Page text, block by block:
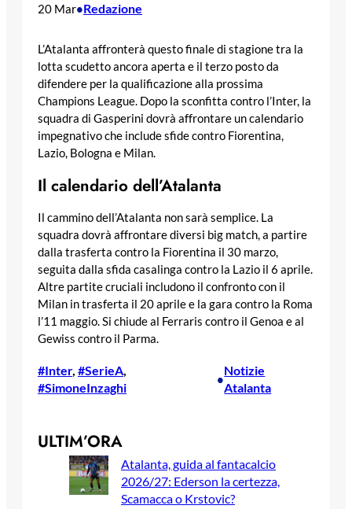
20 Mar•Redazione
L’Atalanta affronterà questo finale di stagione tra la
lotta scudetto ancora aperta e il terzo posto da
difendere per la qualificazione alla prossima
Champions League. Dopo la sconfitta contro l’Inter, la
squadra di Gasperini dovrà affrontare un calendario
impegnativo che include sfide contro Fiorentina,
Lazio, Bologna e Milan.
Il calendario dell’Atalanta
Il cammino dell’Atalanta non sarà semplice. La
squadra dovrà affrontare diversi big match, a partire
dalla trasferta contro la Fiorentina il 30 marzo,
seguita dalla sfida casalinga contro la Lazio il 6 aprile.
Altre partite cruciali includono il confronto con il
Milan in trasferta il 20 aprile e la gara contro la Roma
l’11 maggio. Si chiude al Ferraris contro il Genoa e al
Gewiss contro il Parma.
#Inter, #SerieA
#SimoneInzaghi
•
Notizie
Atalanta
ULTIM’ORA
Atalanta, guida al fantacalcio
2026/27: Ederson la certezza,
Scamacca o Krstovic?